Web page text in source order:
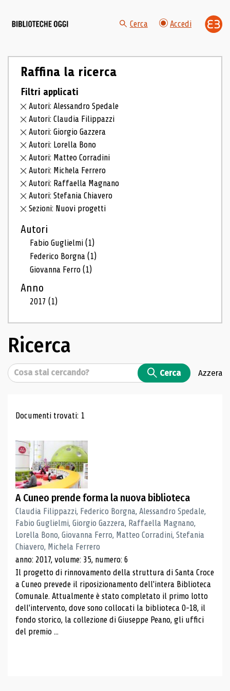
Cerca Accedi
Raffina la ricerca
Filtri applicati
Autori: Alessandro Spedale
Autori: Claudia Filippazzi
Autori: Giorgio Gazzera
Autori: Lorella Bono
Autori: Matteo Corradini
Autori: Michela Ferrero
Autori: Raffaella Magnano
Autori: Stefania Chiavero
Sezioni: Nuovi progetti
Autori
Fabio Guglielmi(1)
Federico Borgna(1)
Giovanna Ferro(1)
Anno
2017(1)
Ricerca
Cerca Cerca Azzera
Risultati di ricerca
Documenti trovati: 1
A Cuneo prende forma la nuova biblioteca
Claudia Filippazzi, Federico Borgna, Alessandro Spedale,
Fabio Guglielmi, Giorgio Gazzera, Raffaella Magnano,
Lorella Bono, Giovanna Ferro, Matteo Corradini, Stefania
Chiavero, Michela Ferrero
anno: 2017, volume: 35, numero: 6
Il progetto di rinnovamento della struttura di Santa Croce
a Cuneo prevede il riposizionamento dell'intera Biblioteca
Comunale. Attualmente è stato completato il primo lotto
dell'intervento, dove sono collocati la biblioteca 0-18, il
fondo storico, la collezione di Giuseppe Peano, gli uffici
del premio ...